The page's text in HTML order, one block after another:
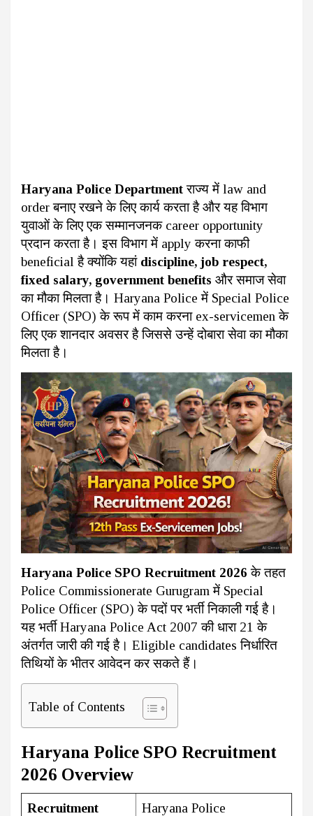
Haryana Police Departmentराज्य में law and
order बनाए रखने के लिए कार्य करता है और यह विभाग
युवाओं के लिए एक सम्मानजनक career opportunity
प्रदान करता है। इस विभाग में apply करना काफी
beneficial है क्योंकि यहां discipline, job respect,
fixed salary, government benefits और समाज सेवा
का मौका मिलता है। Haryana Police में Special Police
Officer (SPO) के रूप में काम करना ex-servicemen के
लिए एक शानदार अवसर है जिससे उन्हें दोबारा सेवा का मौका
मिलता है।
Haryana Police SPO Recruitment 2026 के तहत
Police Commissionerate Gurugram में Special
Police Officer (SPO) के पदों पर भर्ती निकाली गई है।
यह भर्ती Haryana Police Act 2007 की धारा 21 के
अंतर्गत जारी की गई है। Eligible candidates निर्धारित
तिथियों के भीतर आवेदन कर सकते हैं।
Table of Contents
Haryana Police SPO Recruitment
2026 Overview
Recruitment
Haryana Police